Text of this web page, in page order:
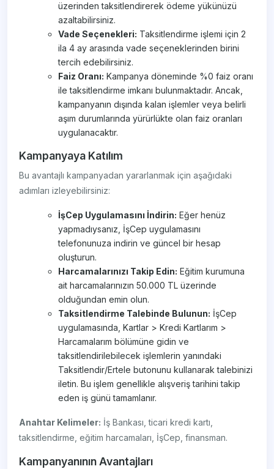
üzerinden taksitlendirerek ödeme yükünüzü
azaltabilirsiniz.
Vade Seçenekleri: Taksitlendirme işlemi için 2
ila 4 ay arasında vade seçeneklerinden birini
tercih edebilirsiniz.
Faiz Oranı: Kampanya döneminde %0 faiz oranı
ile taksitlendirme imkanı bulunmaktadır. Ancak,
kampanyanın dışında kalan işlemler veya belirli
aşım durumlarında yürürlükte olan faiz oranları
uygulanacaktır.
Kampanyaya Katılım
Bu avantajlı kampanyadan yararlanmak için aşağıdaki
adımları izleyebilirsiniz:
İşCep Uygulamasını İndirin: Eğer henüz
yapmadıysanız, İşCep uygulamasını
telefonunuza indirin ve güncel bir hesap
oluşturun.
Harcamalarınızı Takip Edin: Eğitim kurumuna
ait harcamalarınızın 50.000 TL üzerinde
olduğundan emin olun.
Taksitlendirme Talebinde Bulunun: İşCep
uygulamasında, Kartlar > Kredi Kartlarım >
Harcamalarım bölümüne gidin ve
taksitlendirilebilecek işlemlerin yanındaki
Taksitlendir/Ertele butonunu kullanarak talebinizi
iletin. Bu işlem genellikle alışveriş tarihini takip
eden iş günü tamamlanır.
Anahtar Kelimeler: İş Bankası, ticari kredi kartı,
taksitlendirme, eğitim harcamaları, İşCep, finansman.
Kampanyanının Avantajları